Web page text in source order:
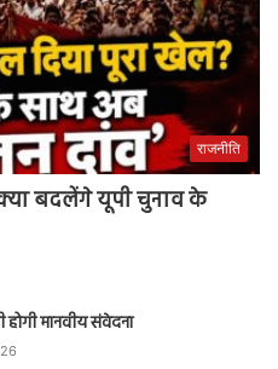
राजनीति
बदलेंगे यूपी चुनाव के
होगी मानवीय संवेदना